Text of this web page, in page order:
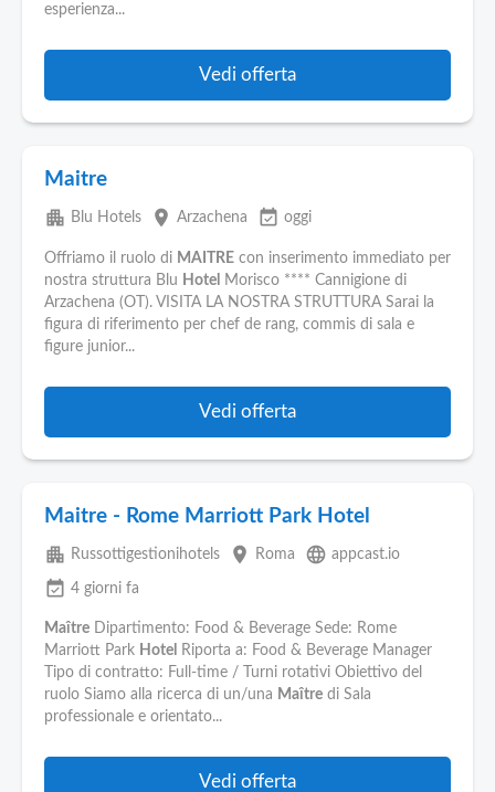
esperienza...
Vedi offerta
Maitre
apartment Blu Hotels place Arzachena event_available oggi
Offriamo il ruolo di MAITRE con inserimento immediato per
nostra struttura Blu Hotel
Morisco **** Cannigione di
Arzachena (OT). VISITA LA NOSTRA STRUTTURA Sarai la
figura di riferimento per chef de rang, commis di sala e
figure junior...
Vedi offerta
Maitre - Rome Marriott Park Hotel
apartment Russottigestionihotels place Roma language appcast.io
event_available 4 giorni fa
Maître Dipartimento: Food & Beverage Sede: Rome
Marriott Park Hotel
Riporta a: Food & Beverage Manager
Tipo di contratto: Full-time / Turni rotativi Obiettivo del
ruolo Siamo alla ricerca di un/una Maître di Sala
professionale e orientato...
Vedi offerta